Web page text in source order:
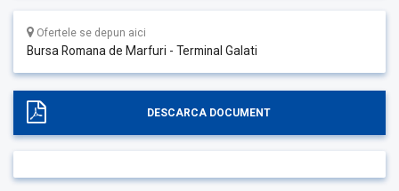
Ofertele se depun aici
Bursa Romana de Marfuri - Terminal Galati
DESCARCA DOCUMENT